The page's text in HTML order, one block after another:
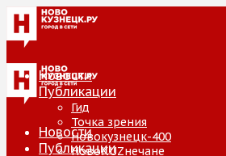
Новости
Публикации
Гид
Точка зрения
Новокузнецк-400
НовоKUZнечане
Новости
Публикации